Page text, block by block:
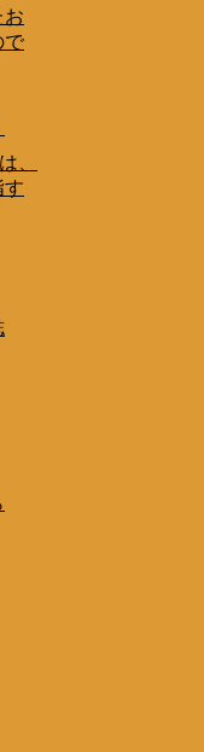
お
で
、
す